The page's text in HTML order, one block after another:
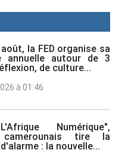
la FED organise sa
annuelle autour de 3
de culture...
à 01:46
Numérique",
tire la
: la nouvelle...